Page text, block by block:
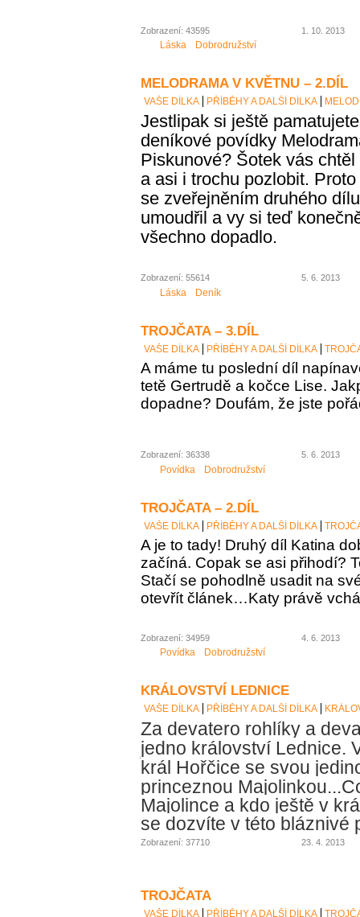
Zobrazení: 43595 1. 10. 2013
Láska Dobrodružství
MELODRAMA V KVĚTNU – 2.DÍL
VAŠE DÍLKA PŘÍBĚHY A DALŠÍ DÍLKA
Jestlipak si ještě
deníkové povídky
Piskunové? Šotek vás
a asi i trochu pozlobit.
se zveřejněním druhého
umoudřil a vy si teď
všechno dopadlo.
Zobrazení: 55614 5. 6. 2013
Láska Deník
TROJČATA – 3.DÍL
VAŠE DÍLKA PŘÍBĚHY A DALŠÍ DÍLKA
A máme tu poslední díl
tetě Gertrudě a kočce Lise.
dopadne? Doufám, že jste
Zobrazení: 36338 5. 6. 2013
Povídka Dobrodružství
TROJČATA – 2.DÍL
VAŠE DÍLKA PŘÍBĚHY A DALŠÍ DÍLKA
A je to tady! Druhý díl Katina
začíná. Copak se asi přihodí?
Stačí se pohodlně usadit na
otevřít článek…Katy právě
Zobrazení: 34959 4. 6. 2013
Povídka Dobrodružství
KRÁLOVSTVÍ LEDNICE
VAŠE DÍLKA PŘÍBĚHY A DALŠÍ DÍLKA
Za devatero rohlíky a
jedno království Lednice.
král Hořčice se svou
princeznou Majolinkou...
Majolince a kdo ještě v
se dozvíte v této bláznivé
Zobrazení: 37710 23. 4. 2013
TROJČATA
VAŠE DÍLKA PŘÍBĚHY A DALŠÍ DÍLKA